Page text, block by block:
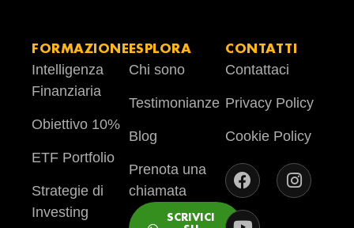
FORMAZIONE
Intelligenza
Finanziaria
Obiettivo 10%
ETF Portfolio
Strategie di
Investing
ESPLORA
Chi sono
Testimonianze
Blog
Prenota una
chiamata
SCRIVICI
CONTATTI
Contattaci
Privacy Policy
Cookie Policy